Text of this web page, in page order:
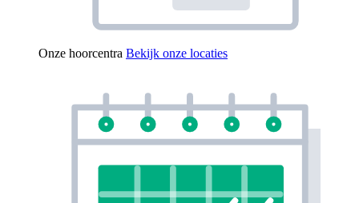
Onze hoorcentra Bekijk onze locaties